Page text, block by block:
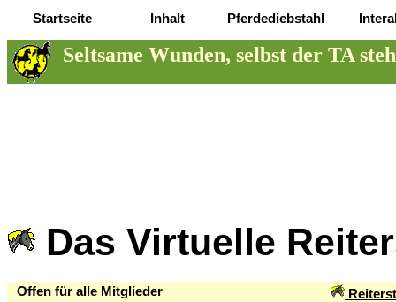
Startseite Inhalt Pferdediebstahl
Seltsame Wunden, selbst der TA
Das Virtuelle
Offen für alle Mitglieder